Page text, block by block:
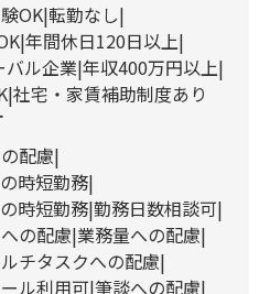
OK 転勤なし
年間休日120日以上
バル企業 年収400万円以上
社宅・家賃補助制度あり
配慮
時短勤務
時短勤務 勤務日数相談可
の配慮 業務量への配慮
チタスクへの配慮
ル利用可 筆談への配慮